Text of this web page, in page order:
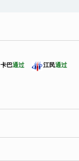
卡巴通过 江民通过